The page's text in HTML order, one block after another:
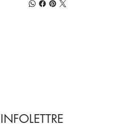
INFOLETTRE